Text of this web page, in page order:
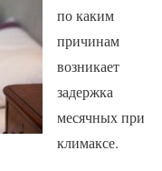
по каким
причинам
возникает
задержка
месячных при
климаксе.